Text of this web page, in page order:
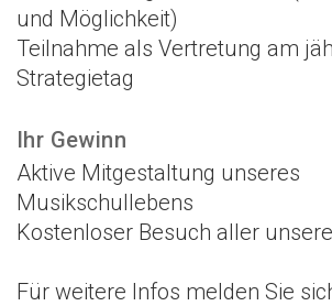
und Möglichkeit)
Teilnahme als Vertretung am
Strategietag
Ihr Gewinn
Aktive Mitgestaltung unseres
Musikschullebens
Kostenloser Besuch aller
Für weitere Infos melden Sie